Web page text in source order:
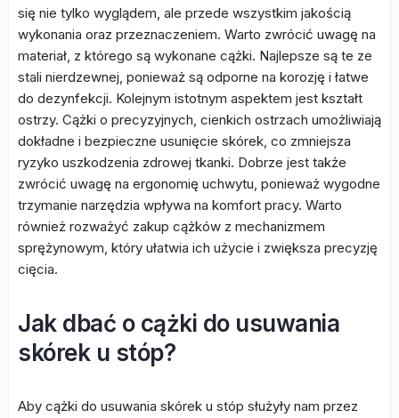
się nie tylko wyglądem, ale przede wszystkim jakością
wykonania oraz przeznaczeniem. Warto zwrócić uwagę na
materiał, z którego są wykonane cążki. Najlepsze są te ze
stali nierdzewnej, ponieważ są odporne na korozję i łatwe
do dezynfekcji. Kolejnym istotnym aspektem jest kształt
ostrzy. Cążki o precyzyjnych, cienkich ostrzach umożliwiają
dokładne i bezpieczne usunięcie skórek, co zmniejsza
ryzyko uszkodzenia zdrowej tkanki. Dobrze jest także
zwrócić uwagę na ergonomię uchwytu, ponieważ wygodne
trzymanie narzędzia wpływa na komfort pracy. Warto
również rozważyć zakup cążków z mechanizmem
sprężynowym, który ułatwia ich użycie i zwiększa precyzję
cięcia.
Jak dbać o cążki do usuwania
skórek u stóp?
Aby cążki do usuwania skórek u stóp służyły nam przez